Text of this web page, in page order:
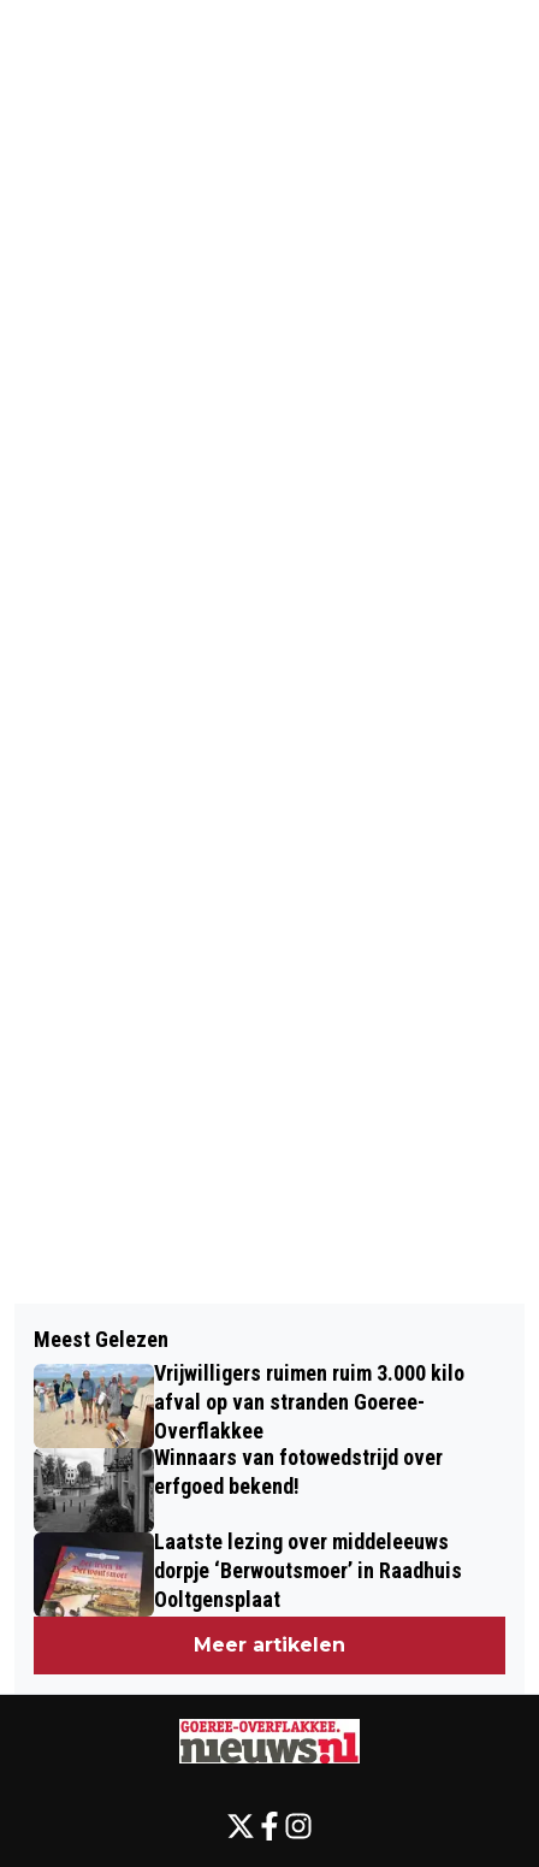
ZELFSTANDIG STEMMEN TIJDENS
GEMEENTERAADSVERKIEZINGEN
GOEDEMORGEN, HET IS VANDAAG
MAANDAG 16 MAART
Meest Gelezen
Vrijwilligers ruimen ruim 3.000 kilo
afval op van stranden Goeree-
Overflakkee
Winnaars van fotowedstrijd over
erfgoed bekend!
Laatste lezing over middeleeuws
dorpje ‘Berwoutsmoer’ in Raadhuis
Ooltgensplaat
Meer artikelen